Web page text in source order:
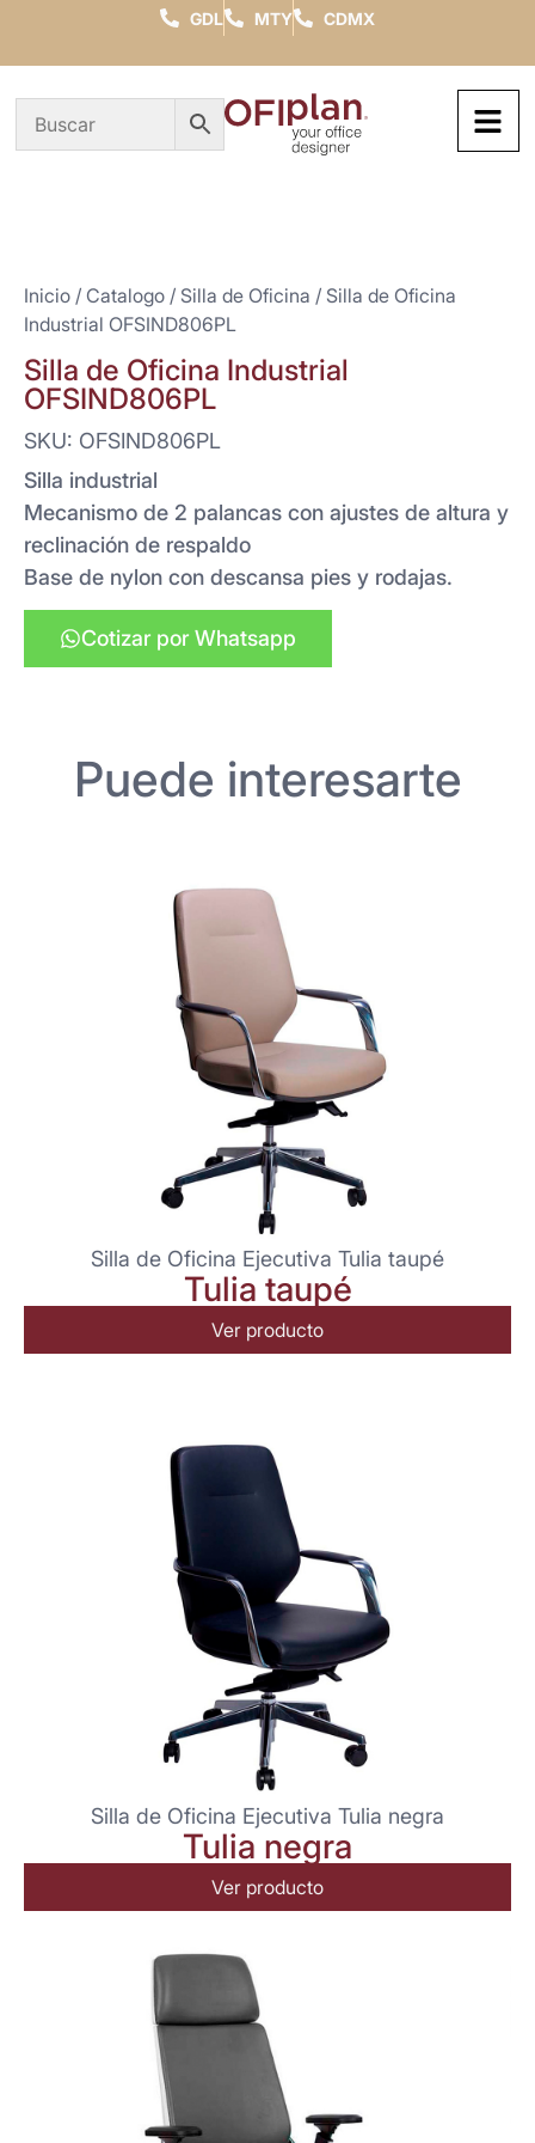
GDL MTY CDMX
Inicio / Catalogo / Silla de Oficina / Silla de Oficina
Industrial OFSIND806PL
Silla de Oficina Industrial
OFSIND806PL
SKU: OFSIND806PL
Silla industrial
Mecanismo de 2 palancas con ajustes de altura y
reclinación de respaldo
Base de nylon con descansa pies y rodajas.
Cotizar por Whatsapp
Puede interesarte
Silla de Oficina Ejecutiva Tulia taupé
Tulia taupé
Ver producto
Silla de Oficina Ejecutiva Tulia negra
Tulia negra
Ver producto